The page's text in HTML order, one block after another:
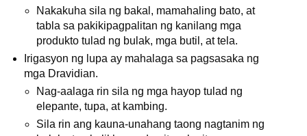
Nakakuha sila ng bakal, mamahaling bato, at
tabla sa pakikipagpalitan ng kanilang mga
produkto tulad ng bulak, mga butil, at tela.
Irigasyon ng lupa ay mahalaga sa pagsasaka ng
mga Dravidian.
Nag-aalaga rin sila ng mga hayop tulad ng
elepante, tupa, at kambing.
Sila rin ang kauna-unahang taong nagtanim ng